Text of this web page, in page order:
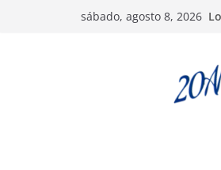
sábado, agosto 8, 2026